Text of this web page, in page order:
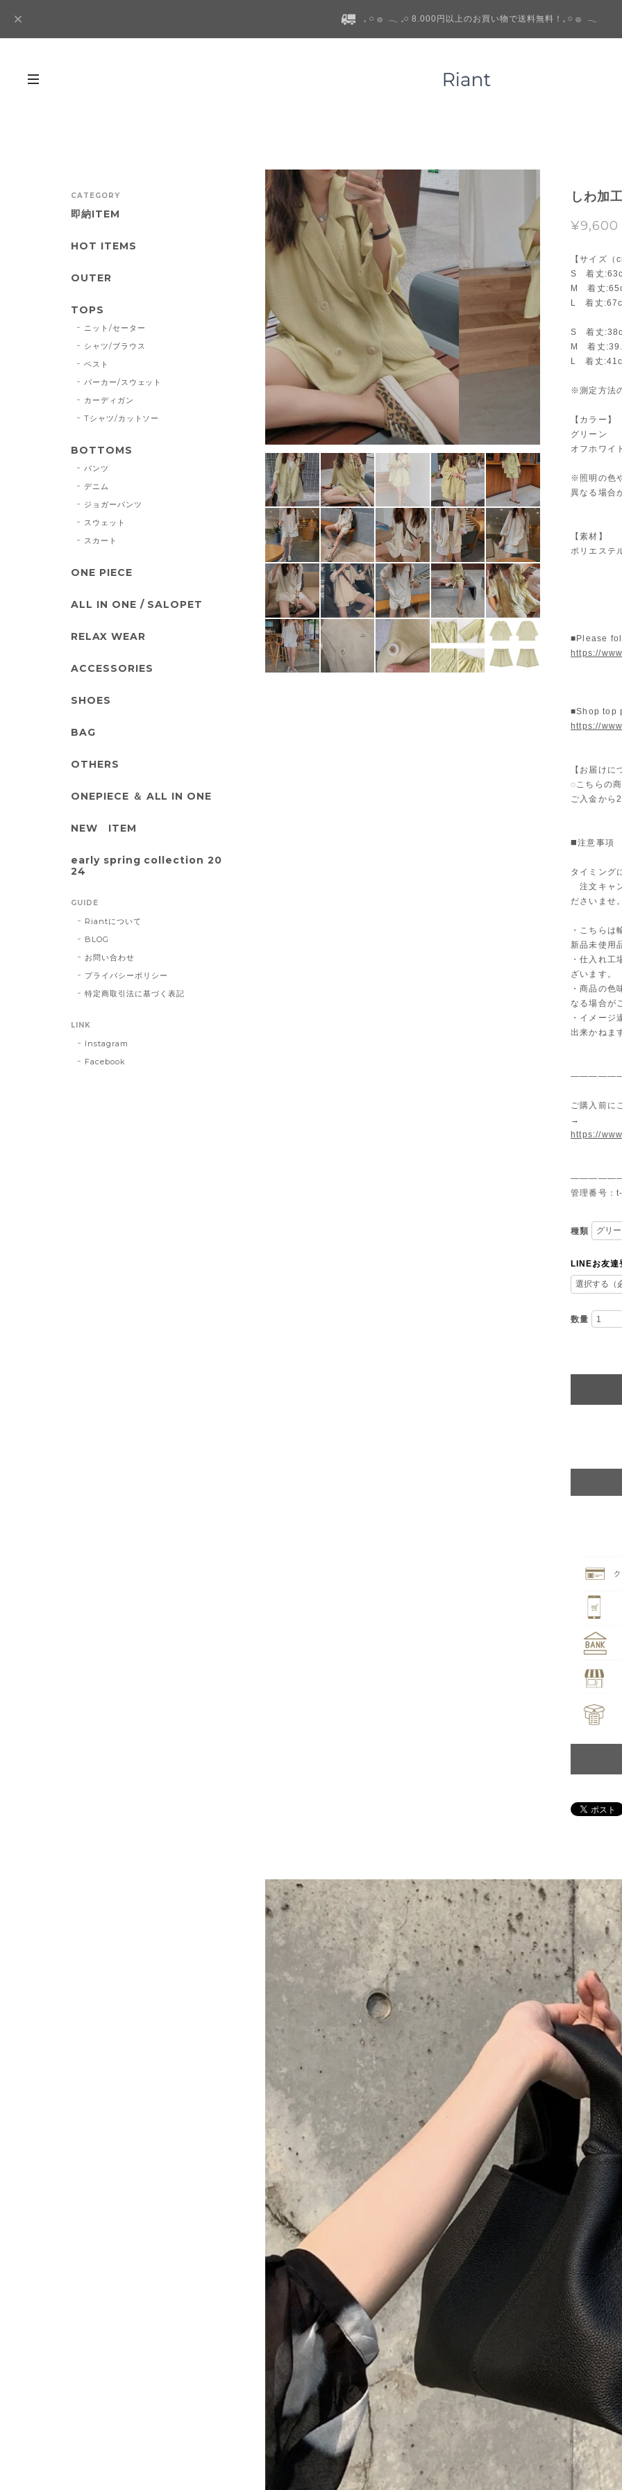
𓈒 𓏸 𓐍 𓂃 𓈒𓏸 8.000円以上のお買い物で送料無料！𓈒 𓏸 𓐍 𓂃
しわ加
¥9,600
【サイズ（
S 着丈
M 着丈
L 着丈
S 着丈
M 着丈
L 着丈
※測定方法
【カラー】
グリーン
オフホワイ
※照明の色
異なる場合
【素材】
ポリエステ
■Please
https://
■Shop top
https://
【お届けに
◌こちらの
ご入金から
◼️注意事項
タイミング
注文キャ
ださいませ
・こちらは
新品未使用
・仕入れ工
ざいます。
・商品の色
なる場合が
・イメージ
出来かねま
ご購入前に
→
https://
管理番号：
種類
LINEお友達
数量
CATEGORY
即納ITEM
HOT ITEMS
OUTER
TOPS
ニット/セーター
シャツ/ブラウス
ベスト
パーカー/スウェット
カーディガン
Tシャツ/カットソー
BOTTOMS
パンツ
デニム
ジョガーパンツ
スウェット
スカート
ONE PIECE
ALL IN ONE / SALOPET
RELAX WEAR
ACCESSORIES
SHOES
BAG
OTHERS
ONEPIECE ＆ ALL IN ONE
NEW ITEM
early spring collection 20
24
GUIDE
Riantについて
BLOG
お問い合わせ
プライバシーポリシー
特定商取引法に基づく表記
LINK
Instagram
Facebook